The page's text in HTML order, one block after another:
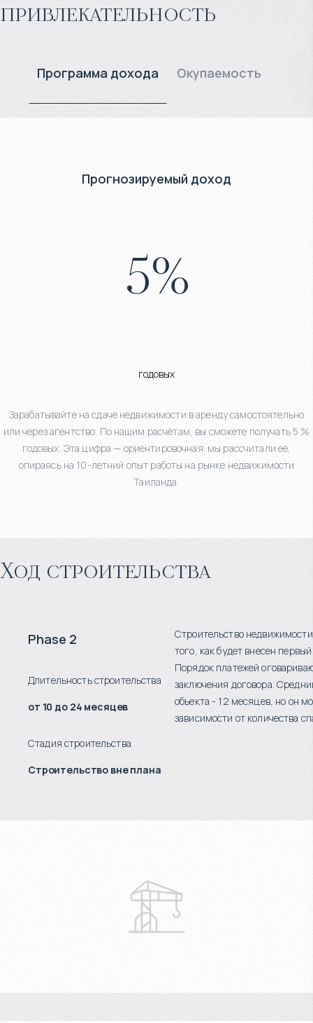
привлекательность
Программа дохода Окупаемость
Прогнозируемый доход
5%
годовых
Зарабатывайте на сдаче недвижимости в аренду самостоятельно
или через агентство. По нашим расчётам, вы сможете получать 5 %
годовых. Эта цифра — ориентировочная: мы рассчитали её,
опираясь на 10-летний опыт работы на рынке недвижимости
Таиланда.
Ход строительства
Phase 2
Длительность строительства
от 10 до 24 месяцев
Стадия строительства
Строительство вне плана
Строительство
того, как будет внесен
Порядок платежей
заключения договора.
объекта - 12 месяцев, но он
зависимости от количества